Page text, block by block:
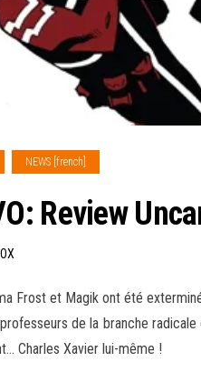
NEWS [french]
Review
Frost et Magik ont été
de la branche
Charles Xavier lui-même !